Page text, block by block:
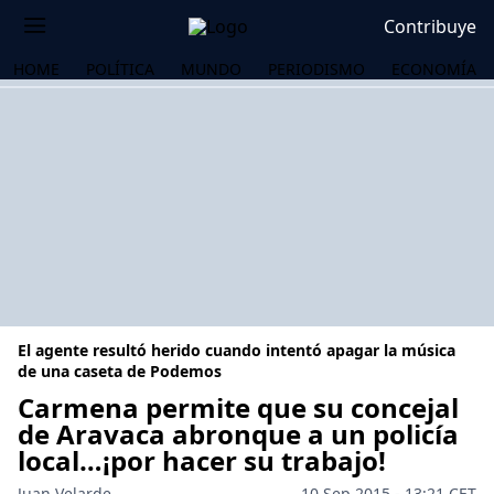
Contribuye
HOME POLÍTICA MUNDO PERIODISMO ECONOMÍA
El agente resultó herido cuando intentó apagar la música
de una caseta de Podemos
Carmena permite que su concejal
de Aravaca abronque a un policía
local…¡por hacer su trabajo!